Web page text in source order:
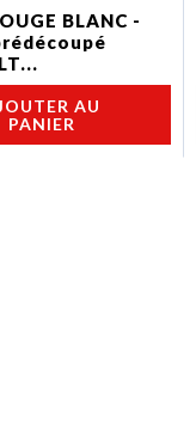
BLANC -
AU
PANIER